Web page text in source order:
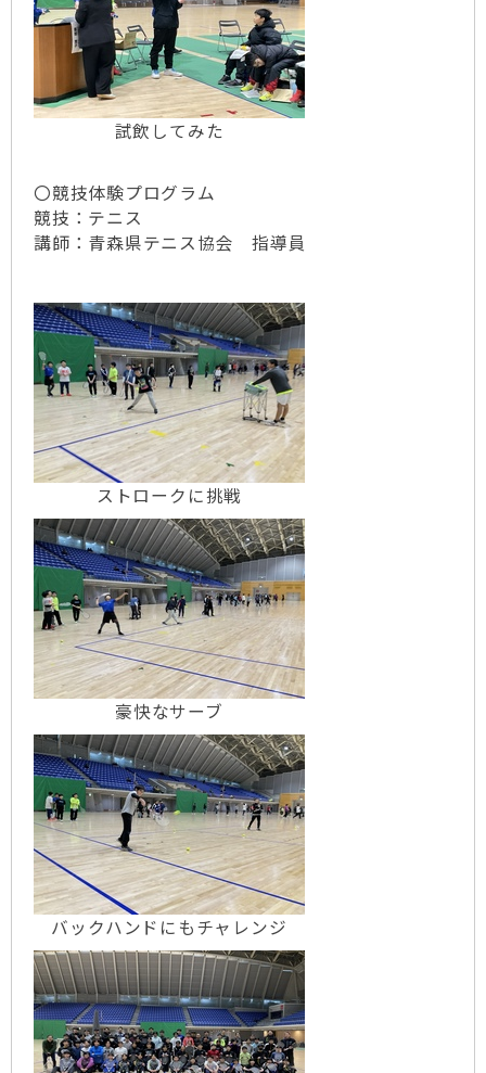
試飲してみた
〇競技体験プログラム
競技：テニス
講師：青森県テニス協会 指導員
ストロークに挑戦
豪快なサーブ
バックハンドにもチャレンジ